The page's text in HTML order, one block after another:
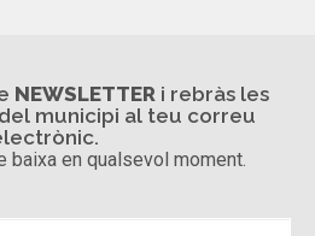
NEWSLETTER i rebràs les
municipi al teu correu
baixa en qualsevol moment.